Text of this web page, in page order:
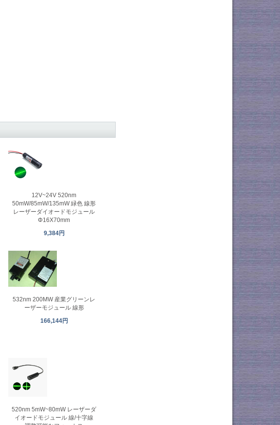
12V~24V 520nm
50mW/85mW/135mW 緑色 線形
レーザーダイオードモジュール
Φ16X70mm
9,384円
532nm 200MW 産業グリーンレ
ーザーモジュール 線形
166,144円
520nm 5mW~80mW レーザーダ
イオードモジュール 線/十字線